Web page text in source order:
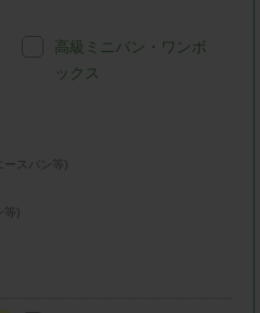
高級ミニバン・ワンボ
ックス
ースバン等)
等)